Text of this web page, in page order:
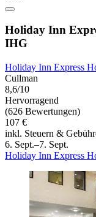
Holiday Inn
IHG
Holiday Inn Express
Cullman
8,6/10
Hervorragend
(626 Bewertungen)
107 €
inkl. Steuern &
6. Sept.–7. Sept.
Holiday Inn Express